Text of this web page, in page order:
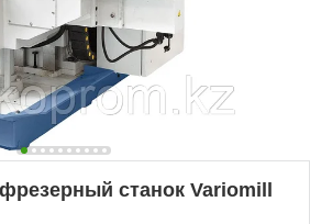
станок Variomill